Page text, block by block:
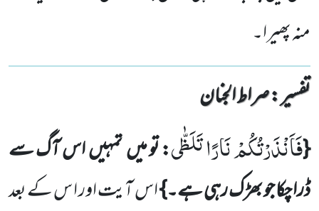
منہ پھیرا۔
تفسیر : ‎صراط الجنان
{فَاَنْذَرْتُكُمْ نَارًا تَلَظّٰى: تو میںتمہیںاس آگسے
ڈرا چکا جو بھڑک رہی ہے۔}اس آیت اور ا س کے بعد